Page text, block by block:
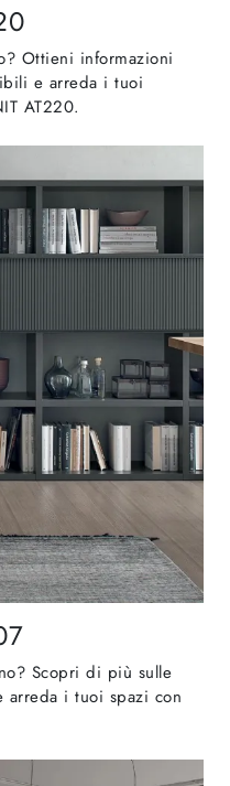
Ottieni informazioni
e arreda i tuoi
AT220.
Scopri di più sulle
i tuoi spazi con